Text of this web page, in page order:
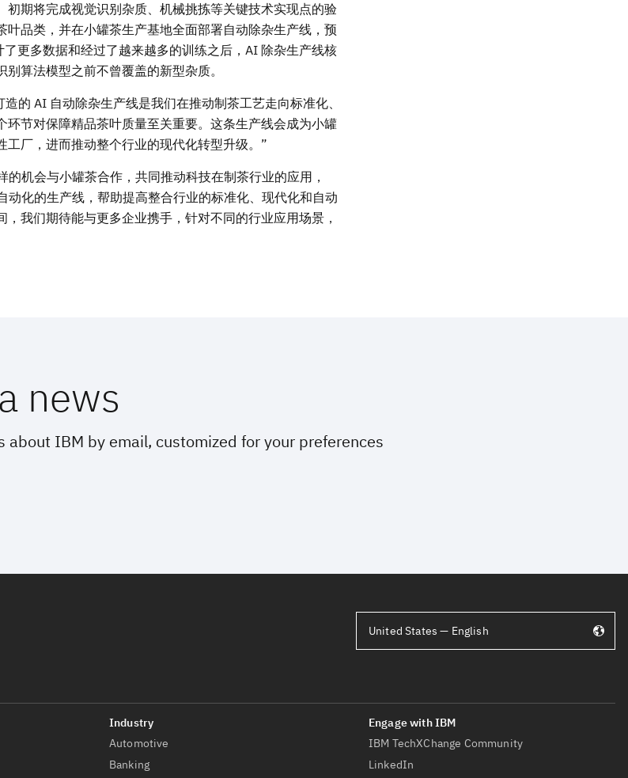
期将完成视觉识别杂质、机械挑拣等关键技术实现点的验
品类，并在小罐茶生产基地全面部署自动除杂生产线，预
更多数据和经过了越来越多的训练之后，AI 除杂生产线核
算法模型之前不曾覆盖的新型杂质。
的 AI 自动除杂生产线是我们在推动制茶工艺走向标准化、
节对保障精品茶叶质量至关重要。这条生产线会成为小罐
厂，进而推动整个行业的现代化转型升级。”
机会与小罐茶合作，共同推动科技在制茶行业的应用，
化的生产线，帮助提高整合行业的标准化、现代化和自动
我们期待能与更多企业携手，针对不同的行业应用场景，
news
about IBM by email, customized for your preferences
Automotive
Banking
IBM TechXChange Community
LinkedIn
United States — English